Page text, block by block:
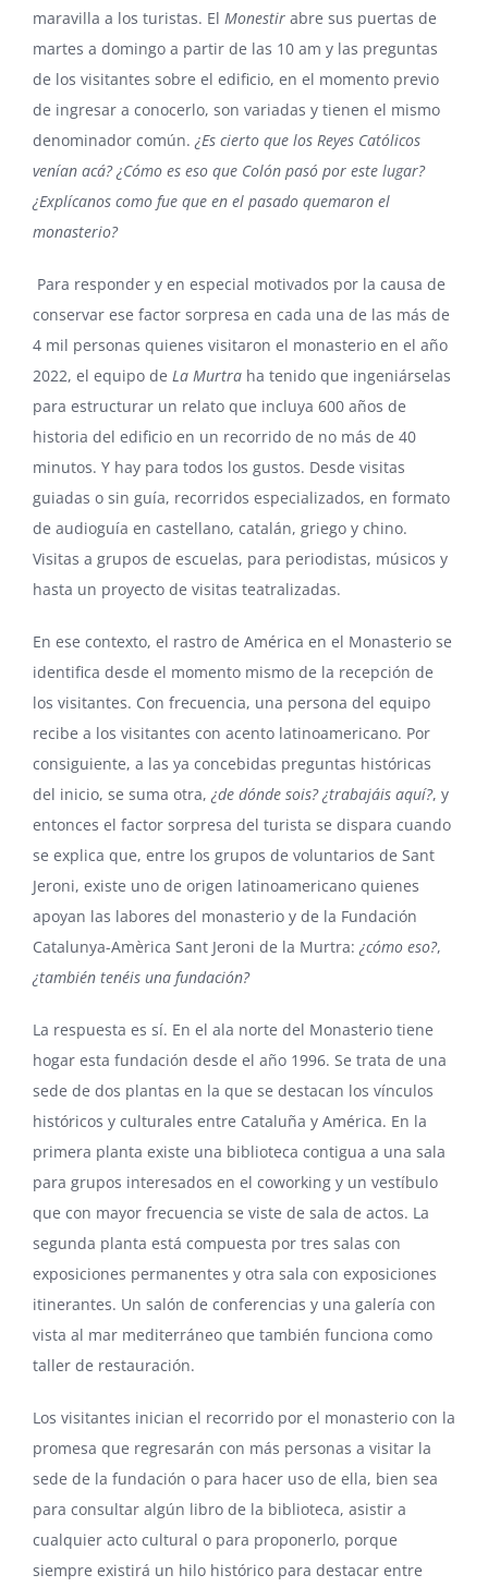
maravilla a los turistas. El Monestir abre sus puertas de
martes a domingo a partir de las 10 am y las preguntas
de los visitantes sobre el edificio, en el momento previo
de ingresar a conocerlo, son variadas y tienen el mismo
denominador común. ¿Es cierto que los Reyes Católicos
venían acá? ¿Cómo es eso que Colón pasó por este lugar?
¿Explícanos como fue que en el pasado quemaron el
monasterio?
Para responder y en especial motivados por la causa de
conservar ese factor sorpresa en cada una de las más de
4 mil personas quienes visitaron el monasterio en el año
2022, el equipo de La Murtra ha tenido que ingeniárselas
para estructurar un relato que incluya 600 años de
historia del edificio en un recorrido de no más de 40
minutos. Y hay para todos los gustos. Desde visitas
guiadas o sin guía, recorridos especializados, en formato
de audioguía en castellano, catalán, griego y chino.
Visitas a grupos de escuelas, para periodistas, músicos y
hasta un proyecto de visitas teatralizadas.
En ese contexto, el rastro de América en el Monasterio se
identifica desde el momento mismo de la recepción de
los visitantes. Con frecuencia, una persona del equipo
recibe a los visitantes con acento latinoamericano. Por
consiguiente, a las ya concebidas preguntas históricas
del inicio, se suma otra, ¿de dónde sois? ¿trabajáis aquí?, y
entonces el factor sorpresa del turista se dispara cuando
se explica que, entre los grupos de voluntarios de Sant
Jeroni, existe uno de origen latinoamericano quienes
apoyan las labores del monasterio y de la Fundación
Catalunya-Amèrica Sant Jeroni de la Murtra: ¿cómo eso?,
¿también tenéis una fundación?
La respuesta es sí. En el ala norte del Monasterio tiene
hogar esta fundación desde el año 1996. Se trata de una
sede de dos plantas en la que se destacan los vínculos
históricos y culturales entre Cataluña y América. En la
primera planta existe una biblioteca contigua a una sala
para grupos interesados en el coworking y un vestíbulo
que con mayor frecuencia se viste de sala de actos. La
segunda planta está compuesta por tres salas con
exposiciones permanentes y otra sala con exposiciones
itinerantes. Un salón de conferencias y una galería con
vista al mar mediterráneo que también funciona como
taller de restauración.
Los visitantes inician el recorrido por el monasterio con la
promesa que regresarán con más personas a visitar la
sede de la fundación o para hacer uso de ella, bien sea
para consultar algún libro de la biblioteca, asistir a
cualquier acto cultural o para proponerlo, porque
siempre existirá un hilo histórico para destacar entre